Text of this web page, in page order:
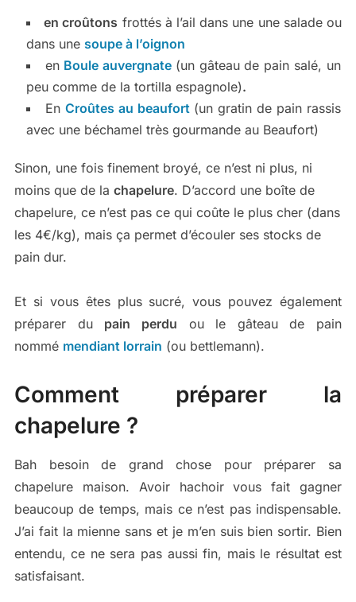
en croûtons frottés à l’ail dans une une salade ou
dans une soupe à l’oignon
en Boule auvergnate (un gâteau de pain salé, un
peu comme de la tortilla espagnole).
En Croûtes au beaufort(un gratin de pain rassis
avec une béchamel très gourmande au Beaufort)
Sinon, une fois finement broyé, ce n’est ni plus, ni
moins que de la chapelure. D’accord une boîte de
chapelure, ce n’est pas ce qui coûte le plus cher (dans
les 4€/kg), mais ça permet d’écouler ses stocks de
pain dur.
Et si vous êtes plus sucré, vous pouvez également
préparer du pain perdu ou le gâteau de pain
nommé mendiant lorrain (ou bettlemann).
Comment préparer la
chapelure ?
Bah besoin de grand chose pour préparer sa
chapelure maison. Avoir hachoir vous fait gagner
beaucoup de temps, mais ce n’est pas indispensable.
J’ai fait la mienne sans et je m’en suis bien sortir. Bien
entendu, ce ne sera pas aussi fin, mais le résultat est
satisfaisant.